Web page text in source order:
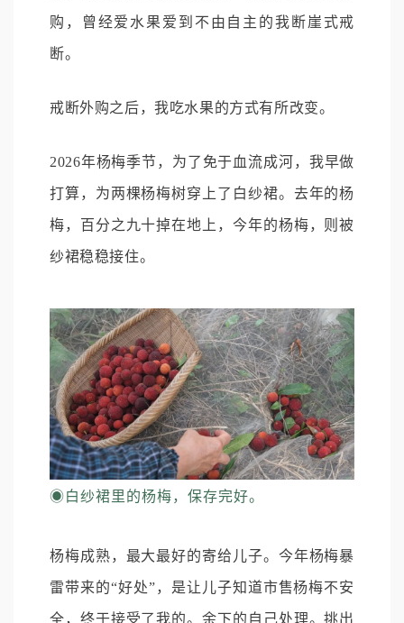
购，曾经爱水果爱到不由自主的我断崖式戒
断。
戒断外购之后，我吃水果的方式有所改变。
2026年杨梅季节，为了免于血流成河，我早做
打算，为两棵杨梅树穿上了白纱裙。去年的杨
梅，百分之九十掉在地上，今年的杨梅，则被
纱裙稳稳接住。
◉白纱裙里的杨梅，保存完好。
杨梅成熟，最大最好的寄给儿子。今年杨梅暴
雷带来的“好处”，是让儿子知道市售杨梅不安
全，终于接受了我的。余下的自己处理。挑出